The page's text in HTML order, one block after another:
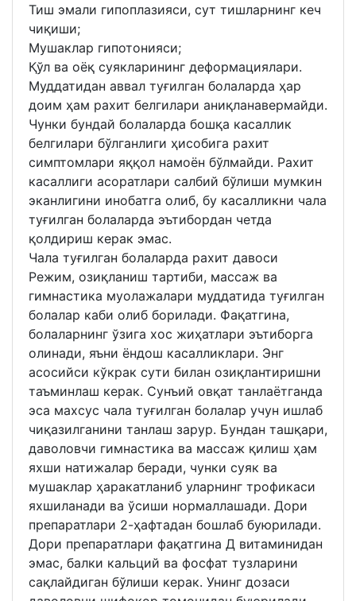
Тиш эмали гипоплазияси, сут тишларнинг кеч
чиқиши;
Мушаклар гипотонияси;
Қўл ва оёқ суякларининг деформациялари.
Муддатидан аввал туғилган болаларда ҳар
доим ҳам рахит белгилари аниқланавермайди.
Чунки бундай болаларда бошқа касаллик
белгилари бўлганлиги ҳисобига рахит
симптомлари яққол намоён бўлмайди. Рахит
касаллиги асоратлари салбий бўлиши мумкин
эканлигини инобатга олиб, бу касалликни чала
туғилган болаларда эътибордан четда
қолдириш керак эмас.
Чала туғилган болаларда рахит давоси
Режим, озиқланиш тартиби, массаж ва
гимнастика муолажалари муддатида туғилган
болалар каби олиб борилади. Фақатгина,
болаларнинг ўзига хос жиҳатлари эътиборга
олинади, яъни ёндош касалликлари. Энг
асосийси кўкрак сути билан озиқлантиришни
таъминлаш керак. Сунъий овқат танлаётганда
эса махсус чала туғилган болалар учун ишлаб
чиқазилганини танлаш зарур. Бундан ташқари,
даволовчи гимнастика ва массаж қилиш ҳам
яхши натижалар беради, чунки суяк ва
мушаклар ҳаракатланиб уларнинг трофикаси
яхшиланади ва ўсиши нормаллашади. Дори
препаратлари 2-ҳафтадан бошлаб буюрилади.
Дори препаратлари фақатгина Д витаминидан
эмас, балки кальций ва фосфат тузларини
сақлайдиган бўлиши керак. Унинг дозаси